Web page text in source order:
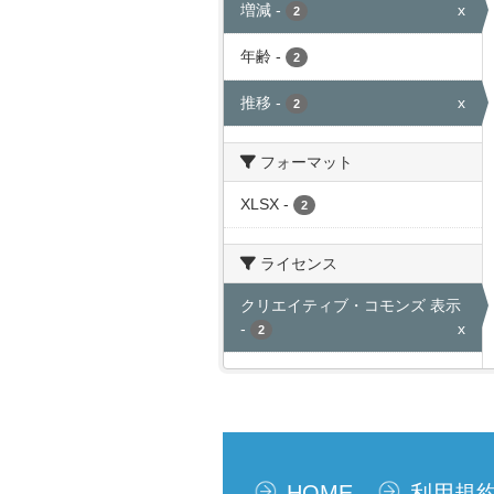
増減 - 2 x
年齢 - 2
推移 - 2 x
フォーマット
XLSX - 2
ライセンス
クリエイティブ・コモンズ 表示
-
2 x